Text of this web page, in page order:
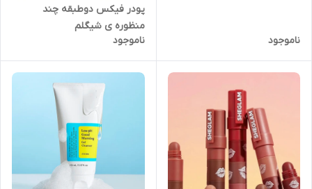
ناموجود
پودر فیکس دوطبقه چند
منظوره ی شیگلم‌
ناموجود